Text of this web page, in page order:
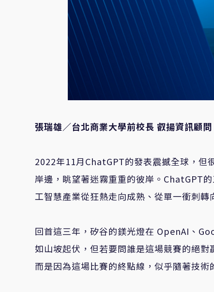
張瑞雄／台北商業大學前校長 叡揚資訊顧問
2022年11月ChatGPT的發表震撼全球，但
岸邊，眺望著迷霧重重的彼岸。ChatGPT
工智慧產業從狂熱走向成熟、從單一衝刺轉
回首這三年，矽谷的鎂光燈在 OpenAI、
如山坡起伏，但若要問誰是這場競賽的絕
而是因為這場比賽的終點線，似乎隨著技術